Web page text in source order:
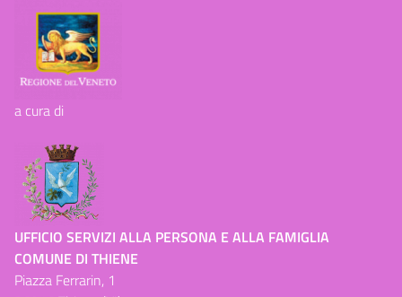
a cura di
UFFICIO SERVIZI ALLA PERSONA E ALLA FAMIGLIA
COMUNE DI THIENE
Piazza Ferrarin, 1